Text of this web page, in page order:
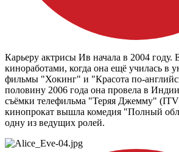
Карьеру актрисы Ив начала в 2004 году.
киноработами, когда она ещё училась в
фильмы "Хокинг" и "Красота по-
половину 2006 года она провела в
съёмки телефильма "Теряя Джемму"
кинопрокат вышла комедия "Полный
одну из ведущих ролей.